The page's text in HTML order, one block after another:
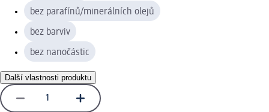
bez parafínů/minerálních olejů
bez barviv
bez nanočástic
Další vlastnosti produktu